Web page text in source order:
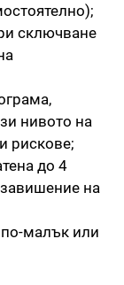
сключване
нивото на
рискове;
до 4
на
малък или